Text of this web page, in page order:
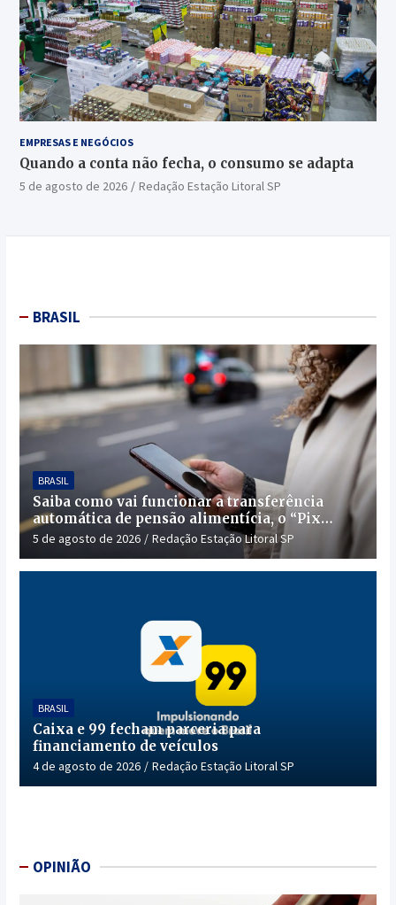
EMPRESAS E NEGÓCIOS
Quando a conta não fecha, o consumo se adapta
5 de agosto de 2026 Redação Estação Litoral SP
BRASIL
BRASIL
Saiba como vai funcionar a transferência
automática de pensão alimentícia, o “Pix
Pensão”
5 de agosto de 2026 Redação Estação Litoral SP
BRASIL
Caixa e 99 fecham parceria para
financiamento de veículos
4 de agosto de 2026 Redação Estação Litoral SP
OPINIÃO